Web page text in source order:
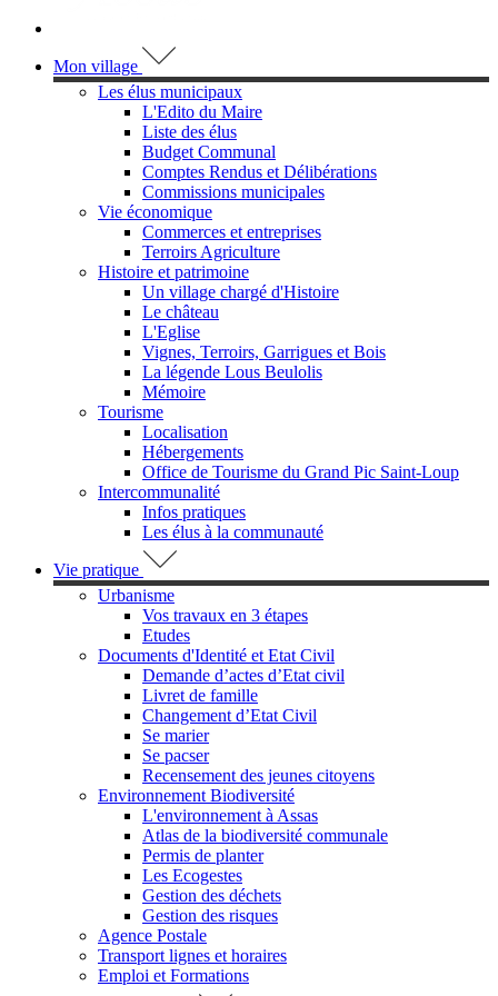
Mon village
Les élus municipaux
L'Edito du Maire
Liste des élus
Budget Communal
Comptes Rendus et Délibérations
Commissions municipales
Vie économique
Commerces et entreprises
Terroirs Agriculture
Histoire et patrimoine
Un village chargé d'Histoire
Le château
L'Eglise
Vignes, Terroirs, Garrigues et Bois
La légende Lous Beulolis
Mémoire
Tourisme
Localisation
Hébergements
Office de Tourisme du Grand Pic Saint-Loup
Intercommunalité
Infos pratiques
Les élus à la communauté
Vie pratique
Urbanisme
Vos travaux en 3 étapes
Etudes
Documents d'Identité et Etat Civil
Demande d’actes d’Etat civil
Livret de famille
Changement d’Etat Civil
Se marier
Se pacser
Recensement des jeunes citoyens
Environnement Biodiversité
L'environnement à Assas
Atlas de la biodiversité communale
Permis de planter
Les Ecogestes
Gestion des déchets
Gestion des risques
Agence Postale
Transport lignes et horaires
Emploi et Formations